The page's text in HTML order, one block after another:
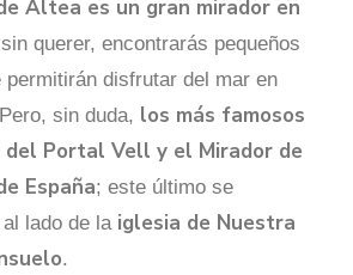
Altea es un gran mirador en
querer, encontrarás pequeños
permitirán disfrutar del mar en
sin duda, los más famosos
del Portal Vell y el Mirador de
España; este último se
lado de la iglesia de Nuestra
.